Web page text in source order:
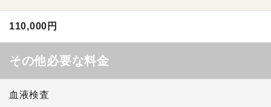
110,000円
その他必要な料金
血液検査